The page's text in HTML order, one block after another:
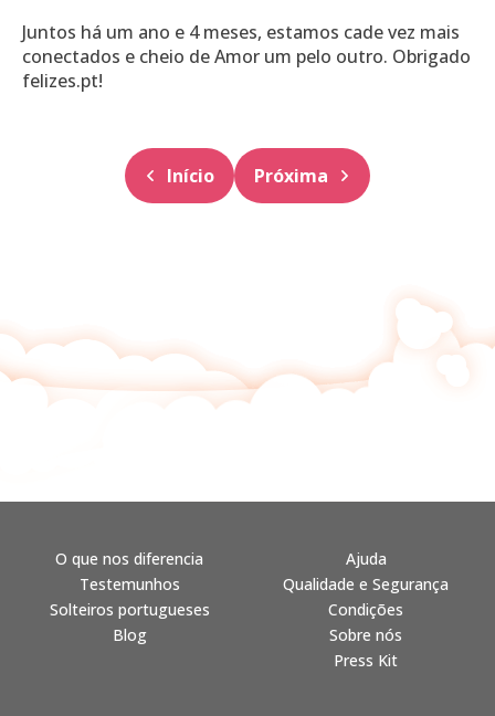
Juntos há um ano e 4 meses, estamos cade vez mais
conectados e cheio de Amor um pelo outro. Obrigado
felizes.pt!
Início Próxima
O que nos diferencia
Testemunhos
Solteiros portugueses
Blog
Ajuda
Qualidade e Segurança
Condições
Sobre nós
Press Kit